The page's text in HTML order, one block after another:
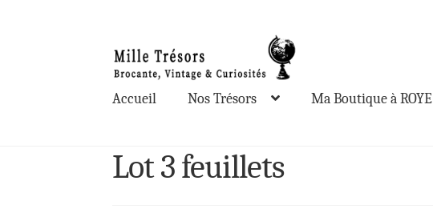
à
la
navigation
au
contenu
Accueil Nos Trésors Ma Boutique à ROYE
Lot 3 feuillets